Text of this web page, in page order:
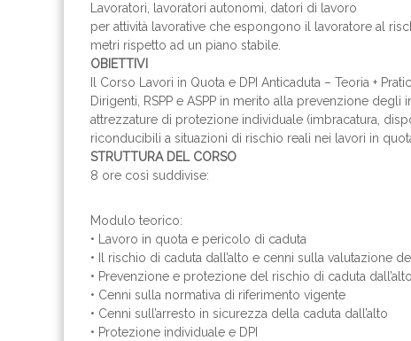
Lavoratori, lavoratori autonomi, datori di lavoro
per attività lavorative che espongono il lavoratore al
metri rispetto ad un piano stabile.
OBIETTIVI
Il Corso Lavori in Quota e DPI Anticaduta – Teoria +
Dirigenti, RSPP e ASPP in merito alla prevenzione
attrezzature di protezione individuale (imbracatura,
riconducibili a situazioni di rischio reali nei lavori in
STRUTTURA DEL CORSO
8 ore così suddivise:
Modulo teorico:
• Lavoro in quota e pericolo di caduta
• Il rischio di caduta dall’alto e cenni sulla valutazione
• Prevenzione e protezione del rischio di caduta dall’alto
• Cenni sulla normativa di riferimento vigente
• Cenni sull’arresto in sicurezza della caduta dall’alto
• Protezione individuale e DPI